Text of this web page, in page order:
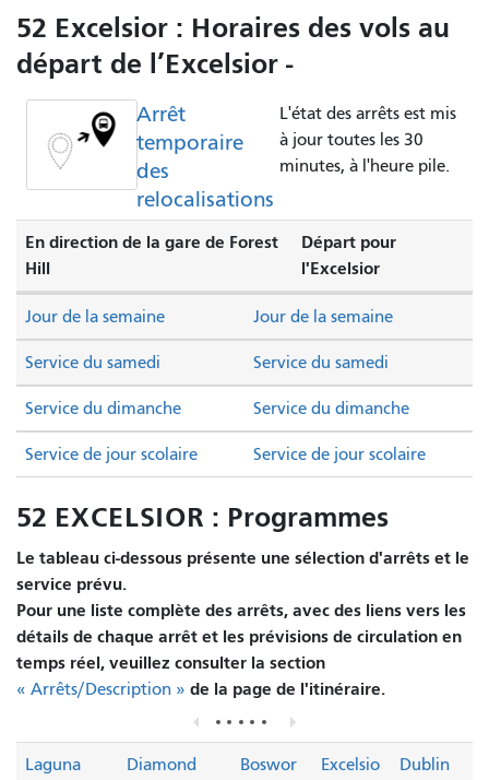
52 Excelsior : Horaires des vols au
départ de l’Excelsior -
Arrêt
temporaire
des
relocalisations
L'état des arrêts est mis
à jour toutes les 30
minutes, à l'heure pile.
En direction de la gare de Forest
Hill
Départ pour
l'Excelsior
Service du samedi Service du samedi
Service du dimanche Service du dimanche
Jour de la semaine Jour de la semaine
Service de jour scolaire Service de jour scolaire
52 EXCELSIOR : Programmes
Le tableau ci-dessous présente une sélection d'arrêts et le
service prévu.
Pour une liste complète des arrêts, avec des liens vers les
détails de chaque arrêt et les prévisions de circulation en
temps réel, veuillez consulter la section
« Arrêts/Description » de la page de l'itinéraire.
Laguna
Diamond
Boswor
Excelsio
Dublin